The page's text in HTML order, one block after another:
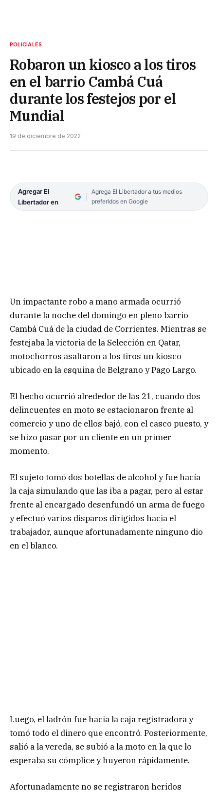
POLICIALES
Robaron un kiosco a los tiros
en el barrio Cambá Cuá
durante los festejos por el
Mundial
19 de diciembre de 2022
Agregar El
Libertador en
Agrega El Libertador a tus medios
preferidos en Google
Un impactante robo a mano armada ocurrió
durante la noche del domingo en pleno barrio
Cambá Cuá de la ciudad de Corrientes. Mientras se
festejaba la victoria de la Selección en Qatar,
motochorros asaltaron a los tiros un kiosco
ubicado en la esquina de Belgrano y Pago Largo.
El hecho ocurrió alrededor de las 21, cuando dos
delincuentes en moto se estacionaron frente al
comercio y uno de ellos bajó, con el casco puesto, y
se hizo pasar por un cliente en un primer
momento.
El sujeto tomó dos botellas de alcohol y fue hacía
la caja simulando que las iba a pagar, pero al estar
frente al encargado desenfundó un arma de fuego
y efectuó varios disparos dirigidos hacia el
trabajador, aunque afortunadamente ninguno dio
en el blanco.
Luego, el ladrón fue hacia la caja registradora y
tomó todo el dinero que encontró. Posteriormente,
salió a la vereda, se subió a la moto en la que lo
esperaba su cómplice y huyeron rápidamente.
Afortunadamente no se registraron heridos